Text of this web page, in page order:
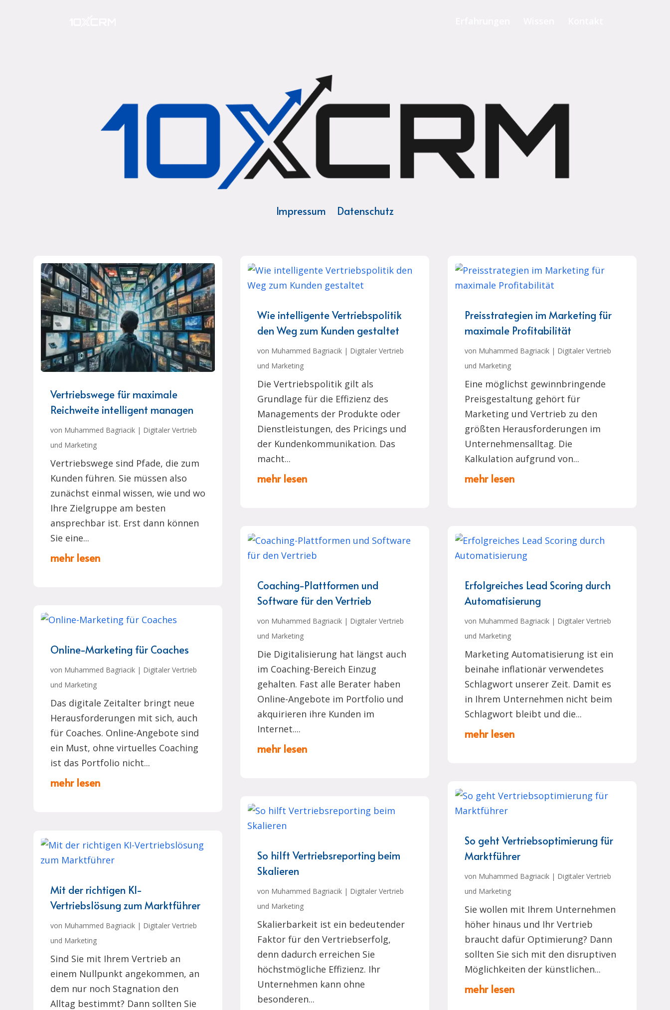
Impressum Datenschutz
Vertriebswege für maximale
Reichweite intelligent managen
von Muhammed Bagriacik | Digitaler Vertrieb
und Marketing
Vertriebswege sind Pfade, die zum
Kunden führen. Sie müssen also
zunächst einmal wissen, wie und wo
Ihre Zielgruppe am besten
ansprechbar ist. Erst dann können
Sie eine...
mehr lesen
Online-Marketing für Coaches
von Muhammed Bagriacik | Digitaler Vertrieb
und Marketing
Das digitale Zeitalter bringt neue
Herausforderungen mit sich, auch
für Coaches. Online-Angebote sind
ein Must, ohne virtuelles Coaching
ist das Portfolio nicht...
mehr lesen
Mit der richtigen KI-
Vertriebslösung zum Marktführer
von Muhammed Bagriacik | Digitaler Vertrieb
und Marketing
Sind Sie mit Ihrem Vertrieb an
einem Nullpunkt angekommen, an
dem nur noch Stagnation den
Alltag bestimmt? Dann sollten Sie
Wie intelligente Vertriebspolitik
den Weg zum Kunden gestaltet
von Muhammed Bagriacik | Digitaler Vertrieb
und Marketing
Die Vertriebspolitik gilt als
Grundlage für die Effizienz des
Managements der Produkte oder
Dienstleistungen, des Pricings und
der Kundenkommunikation. Das
macht...
mehr lesen
Coaching-Plattformen und
Software für den Vertrieb
von Muhammed Bagriacik | Digitaler Vertrieb
und Marketing
Die Digitalisierung hat längst auch
im Coaching-Bereich Einzug
gehalten. Fast alle Berater haben
Online-Angebote im Portfolio und
akquirieren ihre Kunden im
Internet....
mehr lesen
So hilft Vertriebsreporting beim
Skalieren
von Muhammed Bagriacik | Digitaler Vertrieb
und Marketing
Skalierbarkeit ist ein bedeutender
Faktor für den Vertriebserfolg,
denn dadurch erreichen Sie
höchstmögliche Effizienz. Ihr
Unternehmen kann ohne
besonderen...
Preisstrategien im Marketing für
maximale Profitabilität
von Muhammed Bagriacik| Digitaler Vertrieb
und Marketing
Eine möglichst gewinnbringende
Preisgestaltung gehört für
Marketing und Vertrieb zu den
größten Herausforderungen im
Unternehmensalltag. Die
Kalkulation aufgrund von...
mehr lesen
Erfolgreiches Lead Scoring durch
Automatisierung
von Muhammed Bagriacik| Digitaler Vertrieb
und Marketing
Marketing Automatisierung ist ein
beinahe inflationär verwendetes
Schlagwort unserer Zeit. Damit es
in Ihrem Unternehmen nicht beim
Schlagwort bleibt und die...
mehr lesen
So geht Vertriebsoptimierung für
Marktführer
von Muhammed Bagriacik| Digitaler Vertrieb
und Marketing
Sie wollen mit Ihrem Unternehmen
höher hinaus und Ihr Vertrieb
braucht dafür Optimierung? Dann
sollten Sie sich mit den disruptiven
Möglichkeiten der künstlichen...
mehr lesen